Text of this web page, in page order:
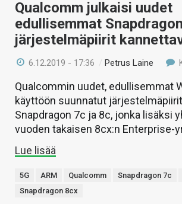
HAKU
Qualcomm julkaisi uudet
edullisemmat
järjestelmäpiirit
6.12.2019 - 17:36 /Petrus Laine
Qualcommin uudet, edullisemmat
käyttöön suunnatut
Snapdragon 7c ja 8c, jonka lisäksi
vuoden takaisen 8cx:n Enterprise-
Lue lisää
5G ARM Qualcomm Snapdragon 7c
Snapdragon 8cx